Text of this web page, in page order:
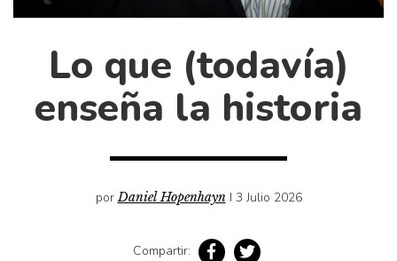
Documentos
Gran reserva
Lagunas mentales
Lo que (todavía)
enseña la historia
porDaniel Hopenhayn I 3 Julio 2026
Compartir: